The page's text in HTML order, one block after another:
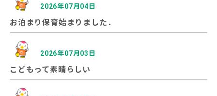
2026年07月04日
お泊まり保育始まりました．
2026年07月03日
こどもって素晴らしい